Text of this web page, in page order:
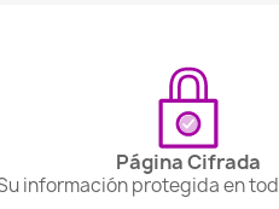
Página Cifrada
información protegida en